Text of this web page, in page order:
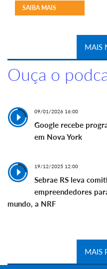
SAIBA MAIS
MAIS
Ouça o
09/01/2026 16:00
Google recebe
em Nova York
19/12/2025 12:00
Sebrae RS leva
empreendedores
mundo, a NRF
MAIS